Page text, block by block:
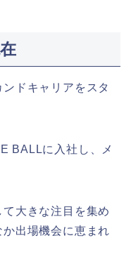
ドキャリアをスタ
BALLに入社し、メ
大きな注目を集め
出場機会に恵まれ